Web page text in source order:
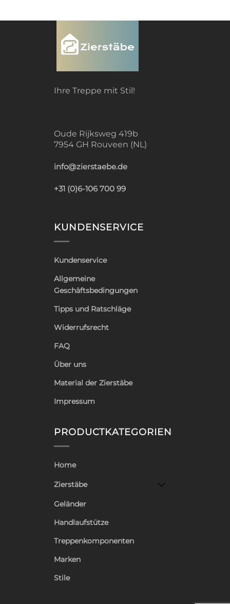
Ihre Treppe mit Stil!
Oude Rijksweg 419b
7954 GH Rouveen (NL)
info@zierstaebe.de
+31 (0)6-106 700 99
KUNDENSERVICE
Kundenservice
Allgemeine
Geschäftsbedingungen
Tipps und Ratschläge
Widerrufsrecht
FAQ
Über uns
Material der Zierstäbe
Impressum
PRODUCTKATEGORIEN
Home
Zierstäbe
Geländer
Handlaufstütze
Treppenkomponenten
Marken
Stile